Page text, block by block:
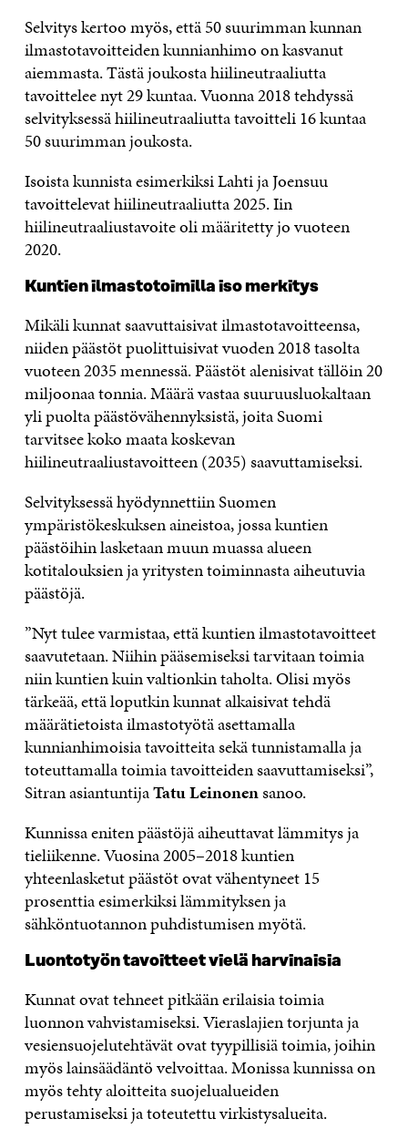
Selvitys kertoo myös, että 50 suurimman kunnan
ilmastotavoitteiden kunnianhimo on kasvanut
aiemmasta. Tästä joukosta hiilineutraaliutta
tavoittelee nyt 29 kuntaa. Vuonna 2018 tehdyssä
selvityksessä hiilineutraaliutta tavoitteli 16 kuntaa
50 suurimman joukosta.
Isoista kunnista esimerkiksi Lahti ja Joensuu
tavoittelevat hiilineutraaliutta 2025. Iin
hiilineutraaliustavoite oli määritetty jo vuoteen
2020.
Kuntien ilmastotoimilla iso merkitys
Mikäli kunnat saavuttaisivat ilmastotavoitteensa,
niiden päästöt puolittuisivat vuoden 2018 tasolta
vuoteen 2035 mennessä. Päästöt alenisivat tällöin 20
miljoonaa tonnia. Määrä vastaa suuruusluokaltaan
yli puolta päästövähennyksistä, joita Suomi
tarvitsee koko maata koskevan
hiilineutraaliustavoitteen (2035) saavuttamiseksi.
Selvityksessä hyödynnettiin Suomen
ympäristökeskuksen aineistoa, jossa kuntien
päästöihin lasketaan muun muassa alueen
kotitalouksien ja yritysten toiminnasta aiheutuvia
päästöjä.
”Nyt tulee varmistaa, että kuntien ilmastotavoitteet
saavutetaan. Niihin pääsemiseksi tarvitaan toimia
niin kuntien kuin valtionkin taholta. Olisi myös
tärkeää, että loputkin kunnat alkaisivat tehdä
määrätietoista ilmastotyötä asettamalla
kunnianhimoisia tavoitteita sekä tunnistamalla ja
toteuttamalla toimia tavoitteiden saavuttamiseksi”,
Sitran asiantuntijaTatu Leinonensanoo.
Kunnissa eniten päästöjä aiheuttavat lämmitys ja
tieliikenne. Vuosina 2005–2018 kuntien
yhteenlasketut päästöt ovat vähentyneet 15
prosenttia esimerkiksi lämmityksen ja
sähköntuotannon puhdistumisen myötä.
Luontotyön tavoitteet vielä harvinaisia
Kunnat ovat tehneet pitkään erilaisia toimia
luonnon vahvistamiseksi. Vieraslajien torjunta ja
vesiensuojelutehtävät ovat tyypillisiä toimia, joihin
myös lainsäädäntö velvoittaa. Monissa kunnissa on
myös tehty aloitteita suojelualueiden
perustamiseksi ja toteutettu virkistysalueita.